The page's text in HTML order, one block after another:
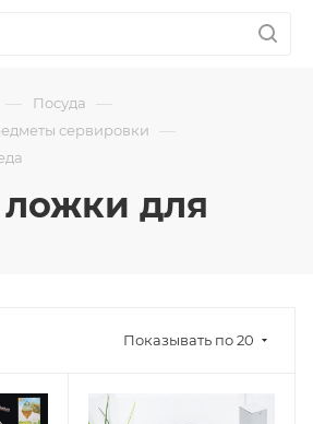
— Посуда —
сервировки —
для
Показывать по 20